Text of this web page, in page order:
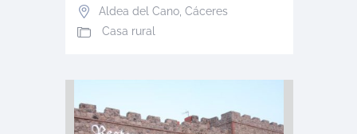
Aldea del Cano, Cáceres
Casa rural